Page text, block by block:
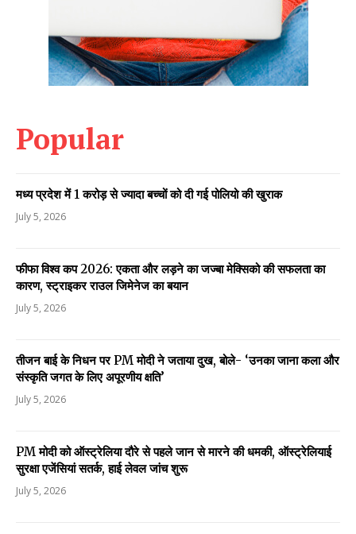
Popular
मध्य प्रदेश में 1 करोड़ से ज्यादा बच्चों को दी गई पोलियो की खुराक
July 5, 2026
फीफा विश्व कप 2026: एकता और लड़ने का जज्बा मेक्सिको की सफलता का
कारण, स्ट्राइकर राउल जिमेनेज का बयान
July 5, 2026
तीजन बाई के निधन पर PM मोदी ने जताया दुख, बोले- ‘उनका जाना कला और
संस्कृति जगत के लिए अपूरणीय क्षति’
July 5, 2026
PM मोदी को ऑस्ट्रेलिया दौरे से पहले जान से मारने की धमकी, ऑस्ट्रेलियाई
सुरक्षा एजेंसियां सतर्क, हाई लेवल जांच शुरू
July 5, 2026